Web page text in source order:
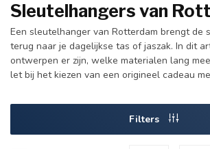
Sleutelhangers van
Een sleutelhanger van Rotterdam brengt de
terug naar je dagelijkse tas of jaszak. In dit
ontwerpen er zijn, welke materialen lang
let bij het kiezen van een origineel cadeau
Filters